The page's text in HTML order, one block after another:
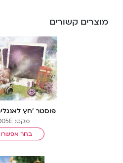
מוצרים קשורים
פוסטר ‘חץ
מקט: 1005E
בחר